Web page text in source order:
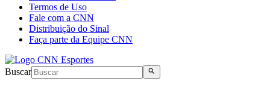
Termos de Uso
Fale com a CNN
Distribuição do Sinal
Faça parte da Equipe CNN
Buscar